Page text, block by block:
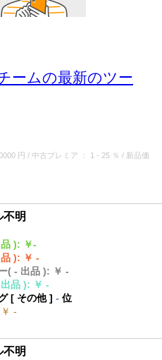
ームの最新のツー
円 / 中古プレミア ： 1 - 25 ％ / 新品価
不明
): ￥-
): ￥ -
( - 出品 ): ￥ -
品 ): ￥ -
[ その他]- 位
￥ -
不明